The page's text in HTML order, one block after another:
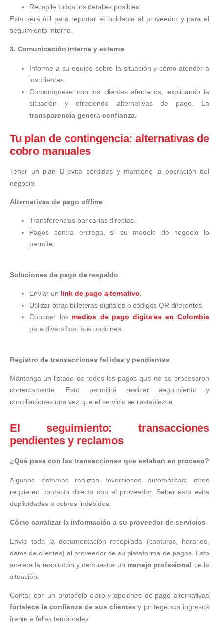
Recopile todos los detalles posibles.
Esto será útil para reportar el incidente al proveedor y para el
seguimiento interno.
3. Comunicación interna y externa
Informe a su equipo sobre la situación y cómo atender a
los clientes.
Comuníquese con los clientes afectados, explicando la
situación y ofreciendo alternativas de pago. La
transparencia genera confianza
Tu plan de contingencia: alternativas de
cobro manuales
Tener un plan B evita pérdidas y mantiene la operación del
negocio.
Alternativas de pago offline
Transferencias bancarias directas.
Pagos contra entrega, si su modelo de negocio lo
permite.
Soluciones de pago de respaldo
Enviar un link de pago alternativo
Utilizar otras billeteras digitales o códigos QR diferentes.
Conocer los medios de pago digitales en Colombia
para diversificar sus opciones.
Registro de transacciones fallidas y pendientes
Mantenga un listado de todos los pagos que no se procesaron
correctamente. Esto permitirá realizar seguimiento y
conciliaciones una vez que el servicio se restablezca.
El seguimiento: transacciones
pendientes y reclamos
¿Qué pasa con las transacciones que estaban en proceso?
Algunos sistemas realizan reversiones automáticas; otros
requieren contacto directo con el proveedor. Saber esto evita
duplicidades o cobros indebidos.
Cómo canalizar la información a su proveedor de servicios
Envíe toda la documentación recopilada (capturas, horarios,
datos de clientes) al proveedor de su plataforma de pagos. Esto
acelera la resolución y demuestra un manejo profesional de la
situación.
Contar con un protocolo claro y opciones de pago alternativas
fortalece la confianza de sus clientes y protege sus ingresos
frente a fallas temporales.